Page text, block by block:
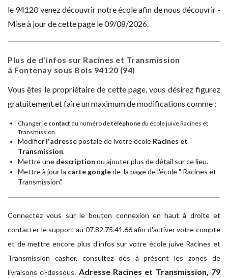
le 94120 venez découvrir notre école afin de nous découvrir -
Mise à jour de cette page le 09/08/2026.
Plus de d'infos sur Racines et Transmission
à Fontenay sous Bois 94120 (94)
Vous êtes le propriétaire de cette page, vous désirez figurez
gratuitement et faire un maximum de modifications comme :
Changer le contact du numéro detéléphone du école juive Racines et
Transmission.
Modifier l'adressepostale de lvotre école Racines et
Transmission.
Mettre une description ou ajouter plus de détail sur ce lieu.
Mettre à jour la carte googlede la page de l'école " Racines et
Transmission".
Connectez vous sur le bouton connexion en haut à droite et
contacter le support au 07.82.75.41.66 afin d'activer votre compte
et de mettre encore plus d'infos sur votre école juive Racines et
Transmission casher, consultez dès à présent les zones de
livraisons ci-dessous. Adresse Racines et Transmission, 79